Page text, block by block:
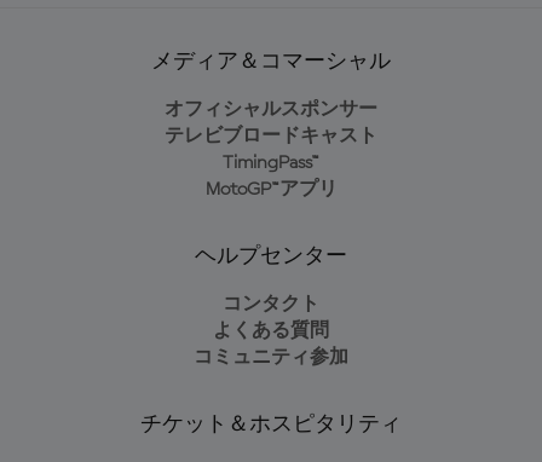
メディア＆コマーシャル
オフィシャルスポンサー
テレビブロードキャスト
TimingPass™
MotoGP™アプリ
ヘルプセンター
コンタクト
よくある質問
コミュニティ参加
チケット＆ホスピタリティ